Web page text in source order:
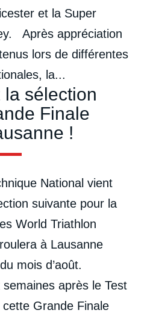
et la Super
Après appréciation
lors de différentes
la...
sélection
Finale
!
National vient
suivante pour la
World Triathlon
à Lausanne
mois d’août.
après le Test
Grande Finale